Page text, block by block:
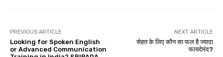
PREVIOUS ARTICLE
Looking for Spoken English
or Advanced Communication
NEXT ARTICLE
सेहत के लिए कौन सा फल है ज्यादा
फायदेमंद?